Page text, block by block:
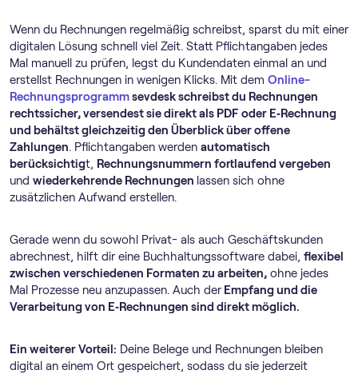
Wenn du Rechnungen regelmäßig schreibst, sparst du mit einer
digitalen Lösung schnell viel Zeit. Statt Pflichtangaben jedes
Mal manuell zu prüfen, legst du Kundendaten einmal an und
erstellst Rechnungen in wenigen Klicks. Mit dem Online-
Rechnungs­programmsevdesk schreibst du Rechnungen
rechtssicher, versendest sie direkt als PDF oder E‑Rechnung
und behältst gleichzeitig den Überblick über offene
Zahlungen. Pflichtangaben werden automatisch
berücksichtigt, Rechnungsnummern fortlaufend vergeben
und wiederkehrende Rechnungen lassen sich ohne
zusätzlichen Aufwand erstellen.
Gerade wenn du sowohl Privat- als auch Geschäftskunden
abrechnest, hilft dir eine Buch­haltungs­software dabei, flexibel
zwischen verschiedenen Formaten zu arbeiten, ohne jedes
Mal Prozesse neu anzupassen. Auch derEmpfang und die
Verarbeitung von E‑Rechnungen sind direkt möglich.
Ein weiterer Vorteil: Deine Belege und Rechnungen bleiben
digital an einem Ort gespeichert, sodass du sie jederzeit